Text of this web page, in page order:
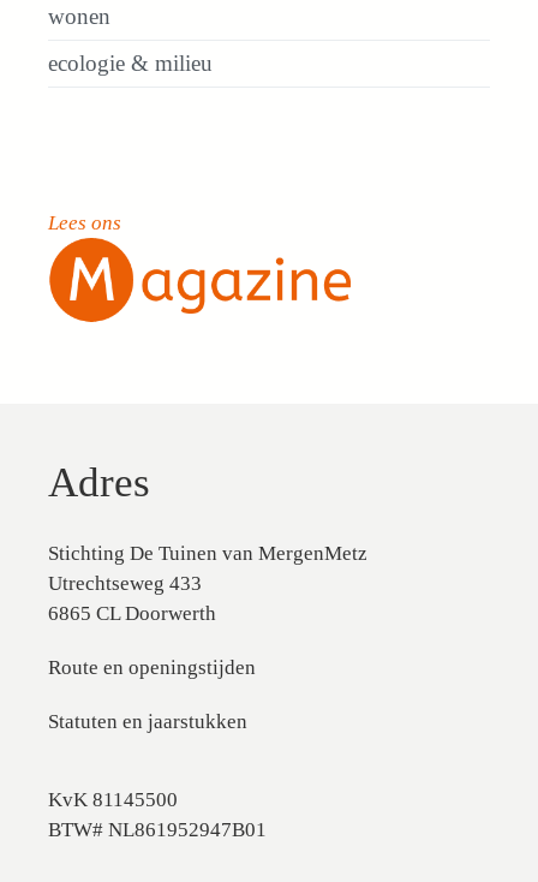
wonen
ecologie & milieu
Lees ons
Adres
Stichting De Tuinen van MergenMetz
Utrechtseweg 433
6865 CL Doorwerth
Route en openingstijden
Statuten en jaarstukken
KvK 81145500
BTW# NL861952947B01